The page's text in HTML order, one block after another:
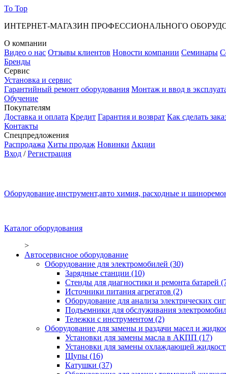
To Top
ИНТЕРНЕТ-МАГАЗИН ПРОФЕССИОНАЛЬНОГО
О компании
Видео о нас Отзывы клиентов Новости компании Семинары
Бренды
Сервис
Установка и сервис
Гарантийный ремонт оборудования Монтаж и ввод в
Обучение
Покупателям
Доставка и оплата Кредит Гарантия и возврат Как сделать
Контакты
Спецпредложения
Распродажа Хиты продаж Новинки Акции
Вход /Регистрация
Оборудование,инструмент,авто химия, расходные и
Каталог оборудования
>
Автосервисное оборудование
Оборудование для электромобилей (30)
Зарядные станции (10)
Стенды для диагностики и ремонта батарей
Источники питания агрегатов (2)
Оборудование для анализа электрических
Подъемники для обслуживания
Тележки с инструментом (2)
Оборудование для замены и раздачи масел и
Установки для замены масла в АКПП (17)
Установки для замены охлаждающей
Щупы (16)
Катушки (37)